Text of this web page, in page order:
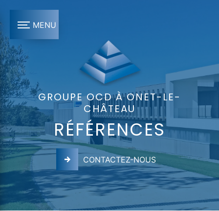
MENU
GROUPE OCD À ONET-LE-
CHÂTEAU
RÉFÉRENCES
CONTACTEZ-NOUS